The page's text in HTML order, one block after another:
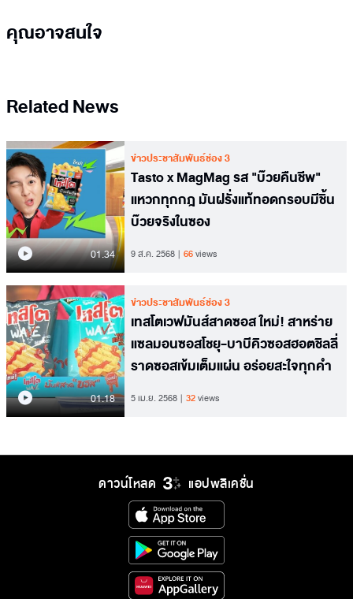
คุณอาจสนใจ
Related News
01.34
ข่าวประชาสัมพันธ์ช่อง 3
Tasto x MagMag รส "บ๊วยคืนชีพ"
แหวกทุกกฎ มันฝรั่งแท้ทอดกรอบมีชิ้น
บ๊วยจริงในซอง
9 ส.ค. 2568 66views
01.18
ข่าวประชาสัมพันธ์ช่อง 3
เทสโตเวฟมันส์สาดซอส ใหม่! สาหร่าย
แซลมอนซอสโชยุ-บาบีคิวซอสฮอตชิลลี่
ราดซอสเข้มเต็มแผ่น อร่อยสะใจทุกคำ
5 เม.ย. 2568 32views
ดาวน์โหลด แอปพลิเคชั่น